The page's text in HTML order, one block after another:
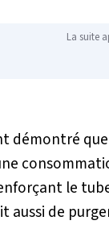
La suite
démontré
le
de